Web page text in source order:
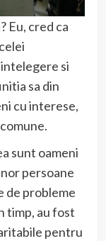
Eu, cred ca
si
sa din
cu interese,
sunt oameni
persoane
de probleme
timp, au fost
pentru